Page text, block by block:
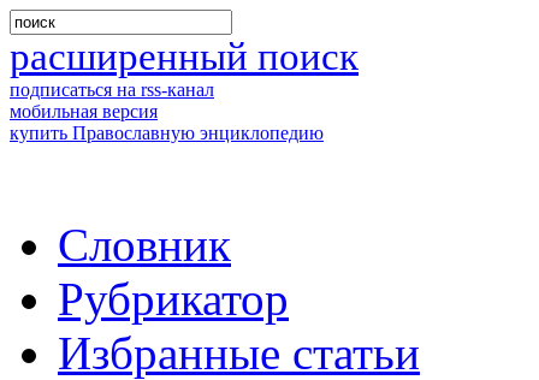
расширенный поиск
подписаться на rss-канал
мобильная версия
купить Православную энциклопедию
Словник
Рубрикатор
Избранные статьи